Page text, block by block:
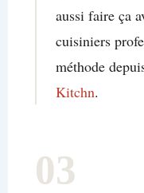
aussi faire ça
cuisiniers
méthode
Kitchn.
03